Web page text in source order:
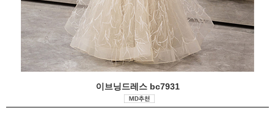
이브닝드레스 bc7931